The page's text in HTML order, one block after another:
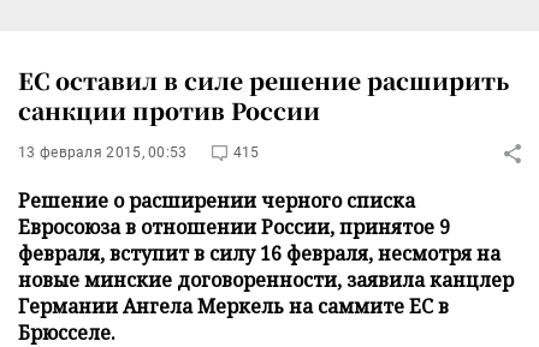
ЕС оставил в силе решение расширить
санкции против России
13 февраля 2015, 00:53 415
Решение о расширении черного списка
Евросоюза в отношении России, принятое 9
февраля, вступит в силу 16 февраля, несмотря на
новые минские договоренности, заявила канцлер
Германии Ангела Меркель на саммите ЕС в
Брюсселе.